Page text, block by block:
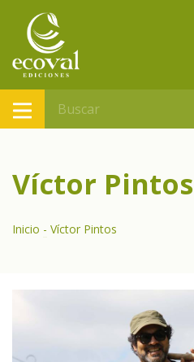
Víctor Pintos
Inicio - Víctor Pintos